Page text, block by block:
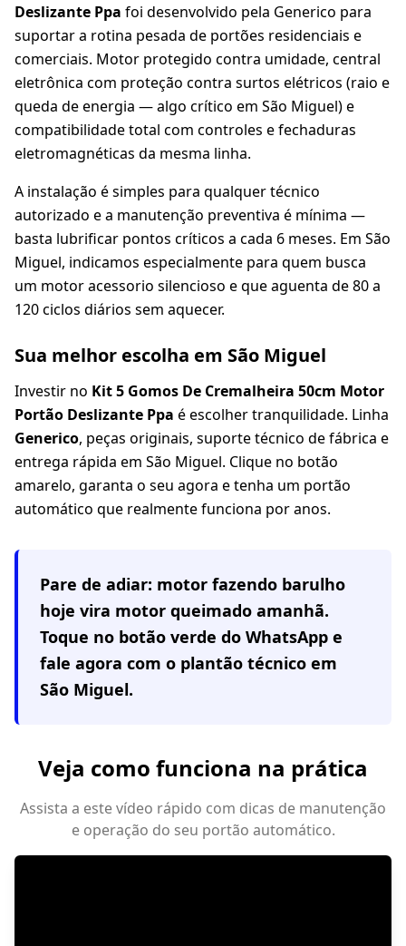
Deslizante Ppa foi desenvolvido pela Generico para
suportar a rotina pesada de portões residenciais e
comerciais. Motor protegido contra umidade, central
eletrônica com proteção contra surtos elétricos (raio e
queda de energia — algo crítico em São Miguel) e
compatibilidade total com controles e fechaduras
eletromagnéticas da mesma linha.
A instalação é simples para qualquer técnico
autorizado e a manutenção preventiva é mínima —
basta lubrificar pontos críticos a cada 6 meses. Em São
Miguel, indicamos especialmente para quem busca
um motor acessorio silencioso e que aguenta de 80 a
120 ciclos diários sem aquecer.
Sua melhor escolha em São Miguel
Investir no Kit 5 Gomos De Cremalheira 50cm Motor
Portão Deslizante Ppa é escolher tranquilidade. Linha
Generico, peças originais, suporte técnico de fábrica e
entrega rápida em São Miguel. Clique no botão
amarelo, garanta o seu agora e tenha um portão
automático que realmente funciona por anos.
Pare de adiar: motor fazendo barulho
hoje vira motor queimado amanhã.
Toque no botão verde do WhatsApp e
fale agora com o plantão técnico em
São Miguel.
Veja como funciona na prática
Assista a este vídeo rápido com dicas de manutenção
e operação do seu portão automático.